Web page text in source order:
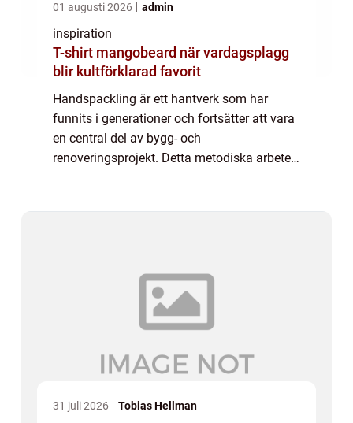
01 augusti 2026 admin
inspiration
T-shirt mangobeard när vardagsplagg
blir kultförklarad favorit
Handspackling är ett hantverk som har
funnits i generationer och fortsätter att vara
en central del av bygg- och
renoveringsprojekt. Detta metodiska arbete
31 juli 2026 Tobias Hellman